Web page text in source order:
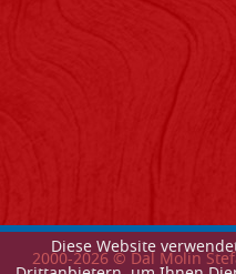
Diese Website
2000-2026© Dal Molin